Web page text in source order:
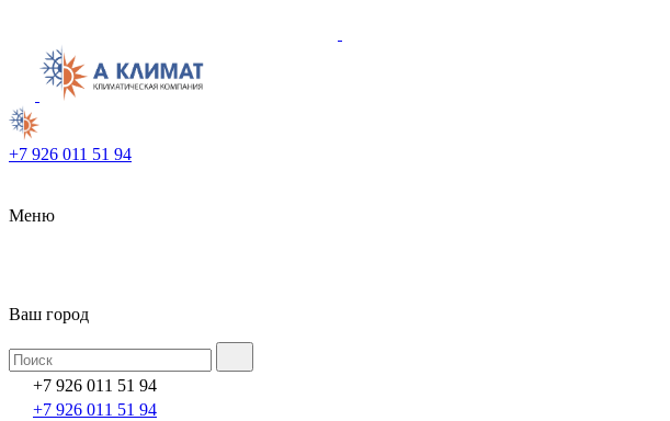
+7 926 011 51 94
Меню
Ваш город
+7 926 011 51 94
+7 926 011 51 94